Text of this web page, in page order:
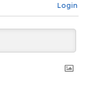
Login